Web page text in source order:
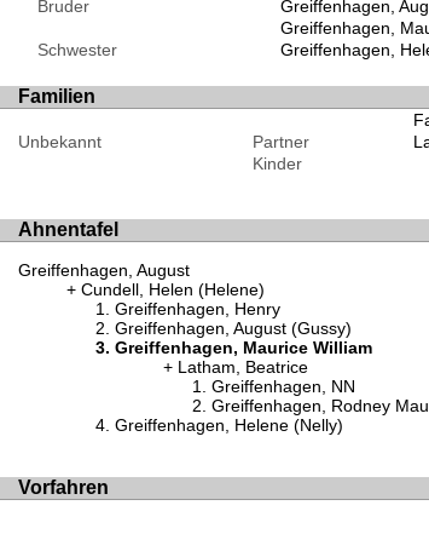
Bruder
Greiffenhagen,
Greiffenhagen,
Schwester
Greiffenhagen,
Familien
Unbekannt
Partner
Kinder
Ahnentafel
Greiffenhagen, August
Cundell, Helen (Helene)
Greiffenhagen, Henry
Greiffenhagen, August (Gussy)
Greiffenhagen, Maurice William
Latham, Beatrice
Greiffenhagen, NN
Greiffenhagen, Rodney
Greiffenhagen, Helene (Nelly)
Vorfahren